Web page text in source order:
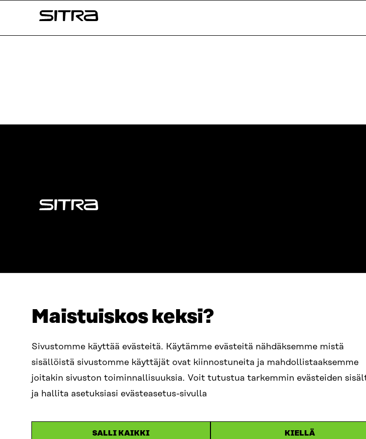
Maistuiskos keksi?
Sivustomme käyttää evästeitä. Käytämme evästeitä nähdäksemme mistä
sisällöistä sivustomme käyttäjät ovat kiinnostuneita ja mahdollistaaksemme
joitakin sivuston toiminnallisuuksia. Voit tutustua tarkemmin evästeiden
ja hallita asetuksiasi evästeasetus-sivulla
SALLI KAIKKI KIELLÄ
↓
Sitra
Sitra
ADDRESS
160,
00181 Helsinki
How to get to Sitra?
BUSINESS ID
TELEPHONE
EMAIL
firstname.lastname@sitra.fi